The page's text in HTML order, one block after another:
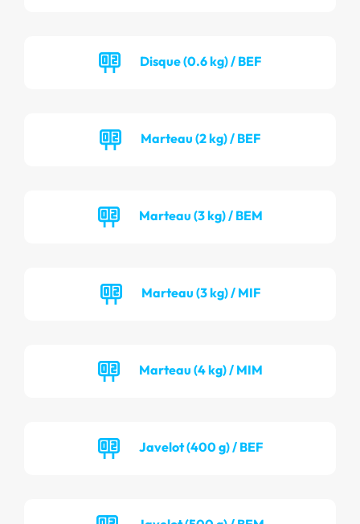
Disque (0.6 kg) / BEF
Marteau (2 kg) / BEF
Marteau (3 kg) / BEM
Marteau (3 kg) / MIF
Marteau (4 kg) / MIM
Javelot (400 g) / BEF